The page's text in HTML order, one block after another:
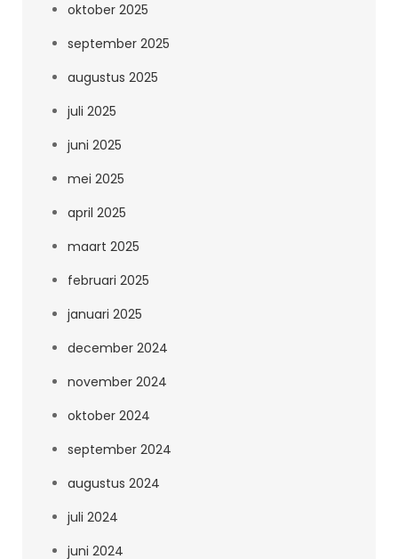
oktober 2025
september 2025
augustus 2025
juli 2025
juni 2025
mei 2025
april 2025
maart 2025
februari 2025
januari 2025
december 2024
november 2024
oktober 2024
september 2024
augustus 2024
juli 2024
juni 2024